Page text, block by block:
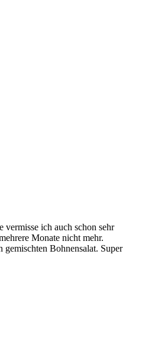
ich auch schon sehr
Monate nicht mehr.
Bohnensalat. Super